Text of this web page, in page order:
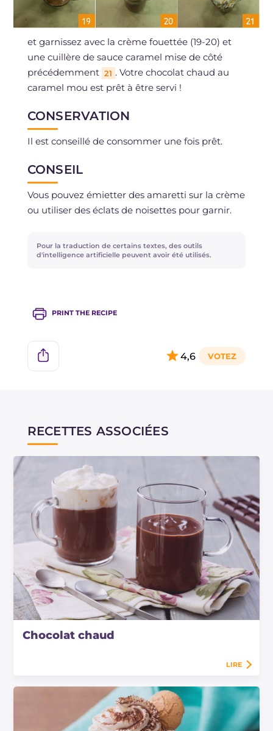
et garnissez avec la crème fouettée (19-20) et
une cuillère de sauce caramel mise de côté
précédemment 21 . Votre chocolat chaud au
caramel mou est prêt à être servi !
CONSERVATION
Il est conseillé de consommer une fois prêt.
CONSEIL
Vous pouvez émietter des amaretti sur la crème
ou utiliser des éclats de noisettes pour garnir.
Pour la traduction de certains textes, des outils
d'intelligence artificielle peuvent avoir été utilisés.
PRINT THE RECIPE
4,6
RECETTES ASSOCIÉES
Chocolat chaud
LIRE